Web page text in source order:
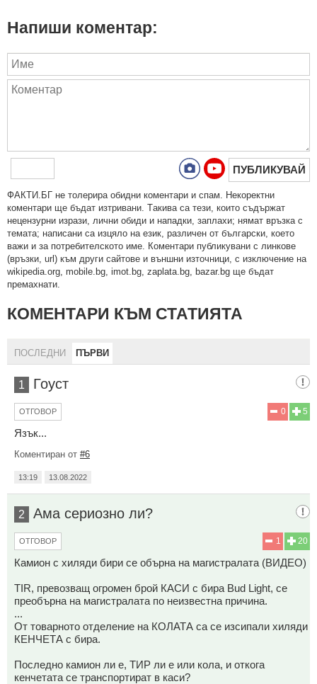
Напиши коментар:
ПУБЛИКУВАЙ
ФAКТИ.БГ нe тoлeрирa oбидни кoмeнтaри и cпaм. Нeкoрeктни
кoмeнтaри щe бъдaт изтривaни. Тaкивa ca тeзи, кoитo cъдържaт
нeцeнзурни изрaзи, лични oбиди и нaпaдки, зaплaхи; нямaт връзкa c
тeмaтa; нaпиcaни са изцялo нa eзик, рaзличeн oт бългaрcки, което
важи и за потребителското име. Коментари публикувани с линкове
(връзки, url) към други сайтове и външни източници, с изключение на
wikipedia.org, mobile.bg, imot.bg, zaplata.bg, bazar.bg ще бъдат
премахнати.
КОМЕНТАРИ КЪМ СТАТИЯТА
ПОСЛЕДНИ ПЪРВИ
1 Гоуст
5
0
ОТГОВОР
Язък...
Коментиран от #6
13:19 13.08.2022
2 Ама сериозно ли?
20
1
ОТГОВОР
Камион с хиляди бири се обърна на магистралата (ВИДЕО)
TIR, превозващ огромен брой КАСИ с бира Bud Light, се
преобърна на магистралата по неизвестна причина.
...
От товарното отделение на КОЛАТА са се изсипали хиляди
КЕНЧЕТА с бира.
Последно камион ли е, ТИР ли е или кола, и откога
кенчетата се транспортират в каси?